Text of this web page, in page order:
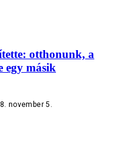
otthonunk, a
egy másik
november 5.